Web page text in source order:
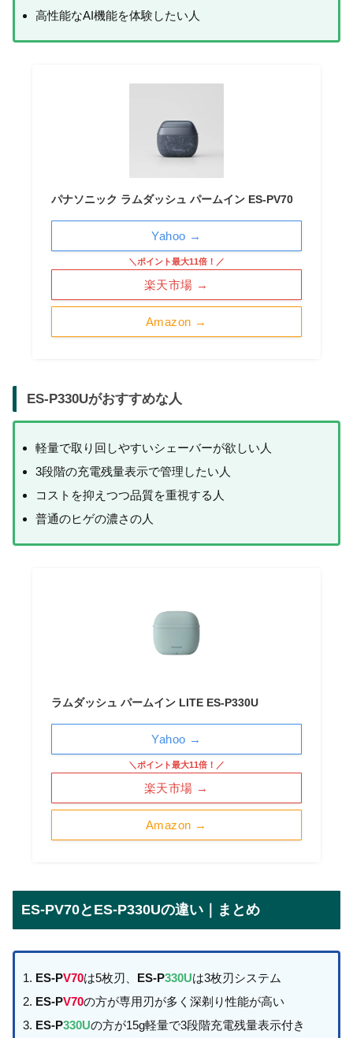
高性能なAI機能を体験したい人
パナソニック ラムダッシュ パームイン ES-PV70
Amazon →
＼ポイント最大11倍！／
楽天市場 →
Yahoo →
ES-P330Uがおすすめな人
軽量で取り回しやすいシェーバーが欲しい人
3段階の充電残量表示で管理したい人
コストを抑えつつ品質を重視する人
普通のヒゲの濃さの人
ラムダッシュ パームイン LITE ES-P330U
Amazon →
＼ポイント最大11倍！／
楽天市場 →
Yahoo →
ES-PV70とES-P330Uの違い｜まとめ
ES-PV70は5枚刃、 ES-P330Uは3枚刃システム
ES-PV70の方が専用刃が多く深剃り性能が高い
ES-P330Uの方が15g軽量で3段階充電残量表示付き